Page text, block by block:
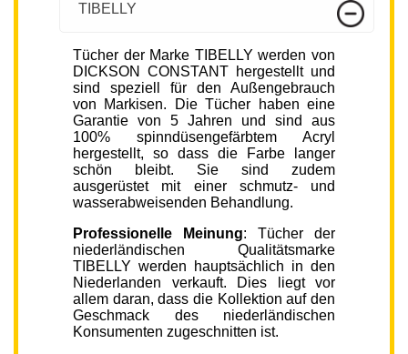
TIBELLY
Tücher der Marke TIBELLY werden von
DICKSON CONSTANT hergestellt und
sind speziell für den Außengebrauch
von Markisen. Die Tücher haben eine
Garantie von 5 Jahren und sind aus
100% spinndüsengefärbtem Acryl
hergestellt, so dass die Farbe langer
schön bleibt. Sie sind zudem
ausgerüstet mit einer schmutz- und
wasserabweisenden Behandlung.
Professionelle Meinung: Tücher der
niederländischen Qualitätsmarke
TIBELLY werden hauptsächlich in den
Niederlanden verkauft. Dies liegt vor
allem daran, dass die Kollektion auf den
Geschmack des niederländischen
Konsumenten zugeschnitten ist.